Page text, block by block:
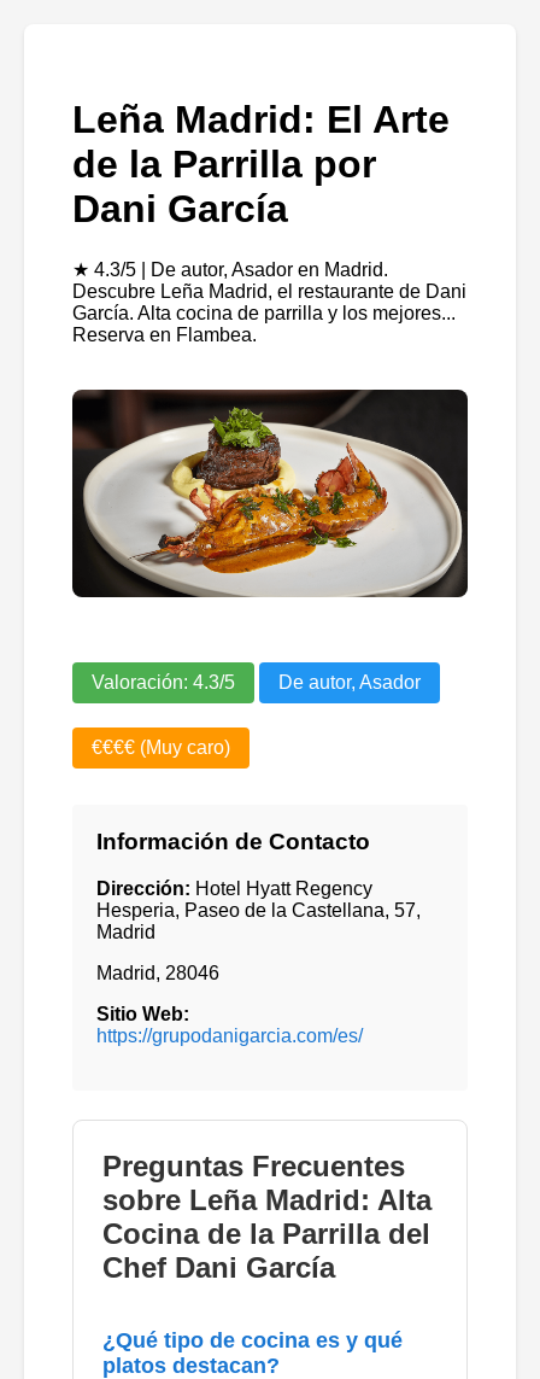
Leña Madrid: El Arte
de la Parrilla por
Dani García
★ 4.3/5 | De autor, Asador en Madrid.
Descubre Leña Madrid, el restaurante de Dani
García. Alta cocina de parrilla y los mejores...
Reserva en Flambea.
Valoración: 4.3/5 De autor, Asador
€€€€ (Muy caro)
Información de Contacto
Dirección: Hotel Hyatt Regency
Hesperia, Paseo de la Castellana, 57,
Madrid
Madrid, 28046
Sitio Web:
https://grupodanigarcia.com/es/
Preguntas Frecuentes
sobre Leña Madrid: Alta
Cocina de la Parrilla del
Chef Dani García
¿Qué tipo de cocina es y qué
platos destacan?